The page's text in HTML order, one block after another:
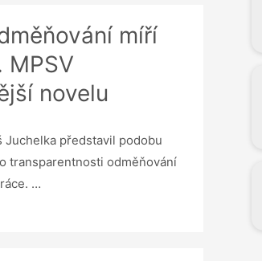
míří
MPSV
novelu
Juchelka představil podobu
transparentnosti odměňování
…